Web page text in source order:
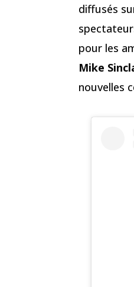
diffusés
pour les
Mike
nouvelles